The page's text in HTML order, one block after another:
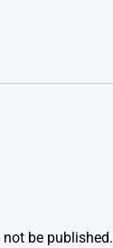
be published.